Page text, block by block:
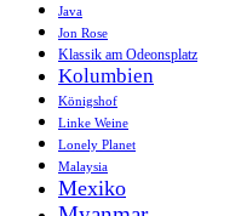
Java
Jon Rose
Klassik am Odeonsplatz
Kolumbien
Königshof
Linke Weine
Lonely Planet
Malaysia
Mexiko